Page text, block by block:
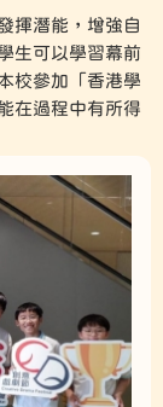
揮潛能，增強自
生可以學習幕前
校參加「香港學
在過程中有所得